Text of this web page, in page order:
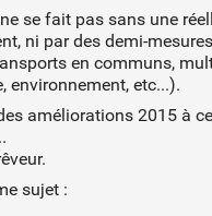
se fait pas sans une
ni par des demi-
en communs,
environnement, etc...).
améliorations 2015 à
sujet :